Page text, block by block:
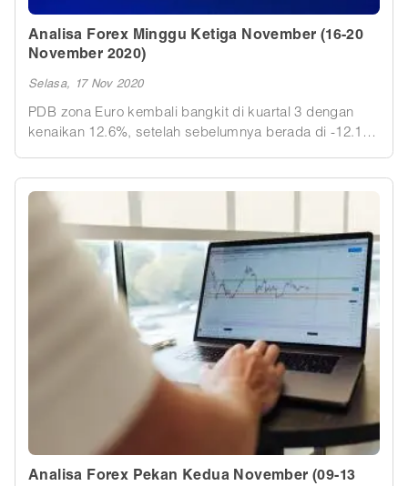
Analisa Forex Minggu Ketiga November (16-20
November 2020)
Selasa, 17 Nov 2020
PDB zona Euro kembali bangkit di kuartal 3 dengan
kenaikan 12.6%, setelah sebelumnya berada di -12.1%.
turut. Minggu berakhir dengan catatan positif.
Analisa Forex Pekan Kedua November (09-13